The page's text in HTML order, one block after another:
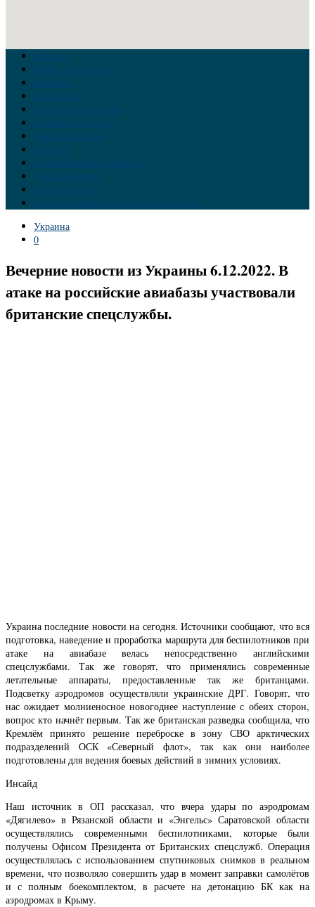
Главная
Война на Украине
Новости
Аналитика
Тайны Геополитики
Российские элиты
Теория заговора
Украина
Новый Мировой Порядок
Тайны истории
Обратная связь
Правила комментирования материалов
Украина
0
Вечерние новости из Украины 6.12.2022. В
атаке на российские авиабазы участвовали
британские спецслужбы.
Украина последние новости на сегодня. Источники сообщают, что вся
подготовка, наведение и проработка маршрута для беспилотников при
атаке на авиабазе велась непосредственно английскими
спецслужбами. Так же говорят, что применялись современные
летательные аппараты, предоставленные так же британцами.
Подсветку аэродромов осуществляли украинские ДРГ. Говорят, что
нас ожидает молниеносное новогоднее наступление с обеих сторон,
вопрос кто начнёт первым. Так же британская разведка сообщила, что
Кремлём принято решение переброске в зону СВО арктических
подразделений ОСК «Северный флот», так как они наиболее
подготовлены для ведения боевых действий в зимних условиях.
Инсайд
Наш источник в ОП рассказал, что вчера удары по аэродромам
«Дягилево» в Рязанской области и «Энгельс» Саратовской области
осуществлялись современными беспилотниками, которые были
получены Офисом Президента от Британских спецслужб. Операция
осуществлялась с использованием спутниковых снимков в реальном
времени, что позволяло совершить удар в момент заправки самолётов
и с полным боекомплектом, в расчете на детонацию БК как на
аэродромах в Крыму.